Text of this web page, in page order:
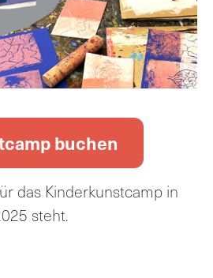
buchen
das Kinderkunstcamp in
steht.